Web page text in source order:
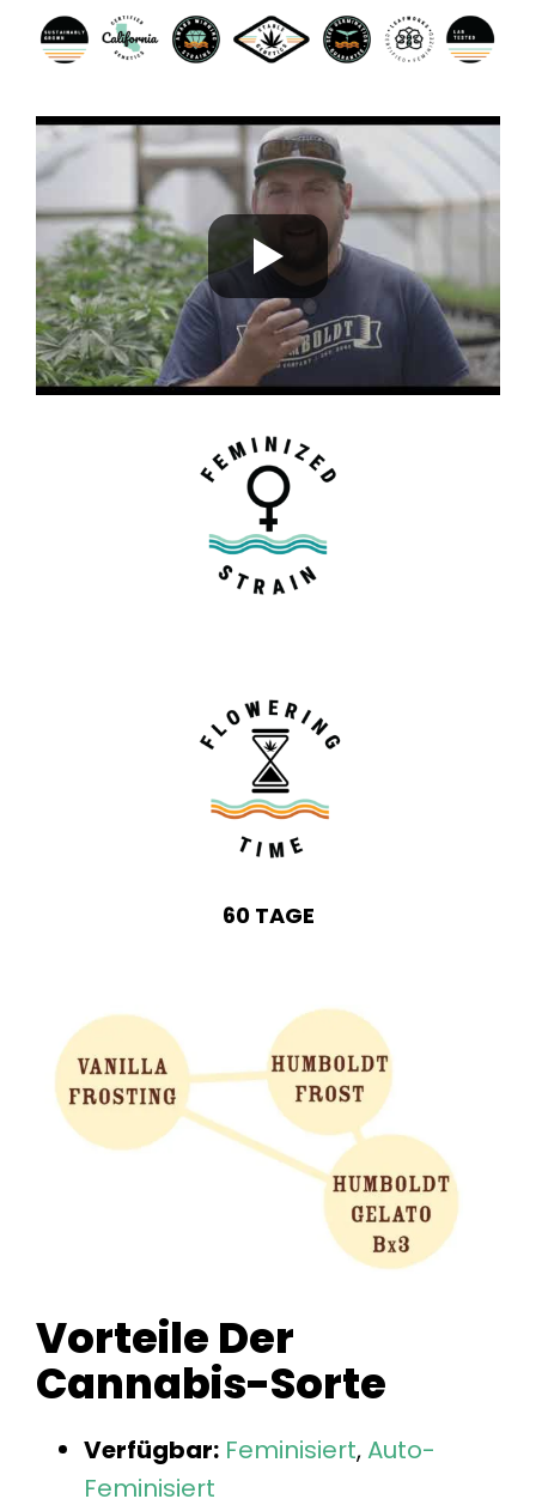
60 TAGE
Vorteile Der
Cannabis-Sorte
Verfügbar: Feminisiert,Auto-
Feminisiert